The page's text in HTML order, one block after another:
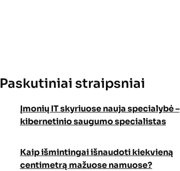
Paskutiniai straipsniai
Įmonių IT skyriuose nauja specialybė –
kibernetinio saugumo specialistas
Kaip išmintingai išnaudoti kiekvieną
centimetrą mažuose namuose?